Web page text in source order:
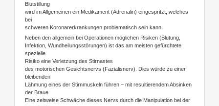
Blutstillung
wird im Allgemeinen ein Medikament (Adrenalin) eingespritzt, welches
bei
schweren Koronarerkrankungen problematisch sein kann.
Neben den allgemein bei Operationen möglichen Risiken (Blutung,
Infektion, Wundheilungsstörungen) ist das am meisten gefürchtete
spezielle
Risiko eine Verletzung des Stirnastes
des motorischen Gesichtsnervs (Fazialisnerv). Dies würde zu einer
bleibenden
Lähmung eines der Stirnmuskeln führen – mit resultierendem Absinken
der Braue.
Eine zeitweise Schwäche dieses Nervs durch die Manipulation bei der